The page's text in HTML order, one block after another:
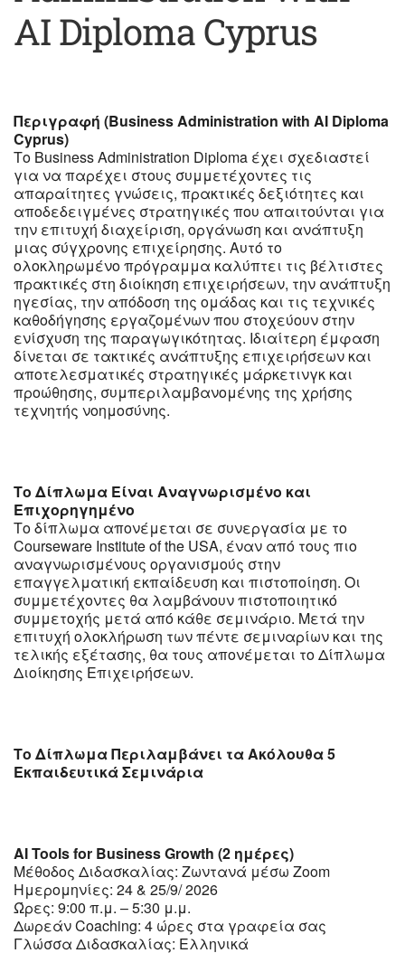
AI Diploma Cyprus
Περιγραφή (Business Administration with AI Diploma
Cyprus)
Το Business Administration Diploma έχει σχεδιαστεί
για να παρέχει στους συμμετέχοντες τις
απαραίτητες γνώσεις, πρακτικές δεξιότητες και
αποδεδειγμένες στρατηγικές που απαιτούνται για
την επιτυχή διαχείριση, οργάνωση και ανάπτυξη
μιας σύγχρονης επιχείρησης. Αυτό το
ολοκληρωμένο πρόγραμμα καλύπτει τις βέλτιστες
πρακτικές στη διοίκηση επιχειρήσεων, την ανάπτυξη
ηγεσίας, την απόδοση της ομάδας και τις τεχνικές
καθοδήγησης εργαζομένων που στοχεύουν στην
ενίσχυση της παραγωγικότητας. Ιδιαίτερη έμφαση
δίνεται σε τακτικές ανάπτυξης επιχειρήσεων και
αποτελεσματικές στρατηγικές μάρκετινγκ και
προώθησης, συμπεριλαμβανομένης της χρήσης
τεχνητής νοημοσύνης.
Το Δίπλωμα Είναι Αναγνωρισμένο και
Επιχορηγημένο
Το δίπλωμα απονέμεται σε συνεργασία με το
Courseware Institute of the USA, έναν από τους πιο
αναγνωρισμένους οργανισμούς στην
επαγγελματική εκπαίδευση και πιστοποίηση. Οι
συμμετέχοντες θα λαμβάνουν πιστοποιητικό
συμμετοχής μετά από κάθε σεμινάριο. Μετά την
επιτυχή ολοκλήρωση των πέντε σεμιναρίων και της
τελικής εξέτασης, θα τους απονέμεται το Δίπλωμα
Διοίκησης Επιχειρήσεων.
Το Δίπλωμα Περιλαμβάνει τα Ακόλουθα 5
Εκπαιδευτικά Σεμινάρια
AI Tools for Business Growth (2 ημέρες)
Μέθοδος Διδασκαλίας: Ζωντανά μέσω Zoom
Ημερομηνίες: 24 & 25/9/ 2026
Ώρες: 9:00 π.μ. – 5:30 μ.μ.
Δωρεάν Coaching: 4 ώρες στα γραφεία σας
Γλώσσα Διδασκαλίας: Ελληνικά